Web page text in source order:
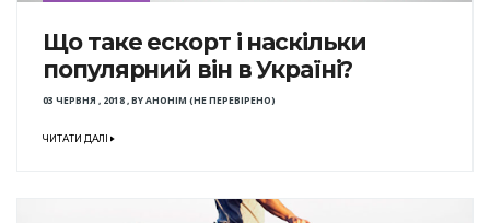
Що таке ескорт і наскільки
популярний він в Україні?
03 ЧЕРВНЯ , 2018,BYАНОНІМ (НЕ ПЕРЕВІРЕНО)
ЧИТАТИ ДАЛІ